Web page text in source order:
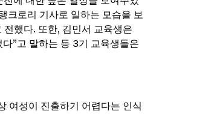
크로리 기사로 일하는 모습을 보
했다. 또한, 김민서 교육생은
”고 말하는 등 3기 교육생들은
여성이 진출하기 어렵다는 인식